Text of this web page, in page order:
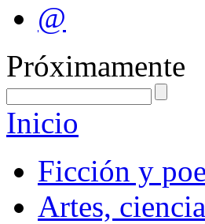
@
Próximamente
Inicio
Ficción y
Artes,